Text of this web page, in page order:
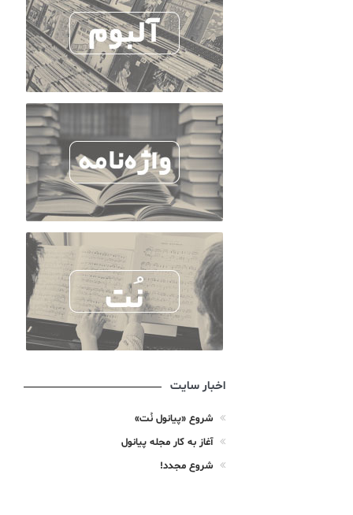
اخبار سایت
شروع «پیانول نُت»
آغاز به کار مجله پیانول
شروع مجدد!